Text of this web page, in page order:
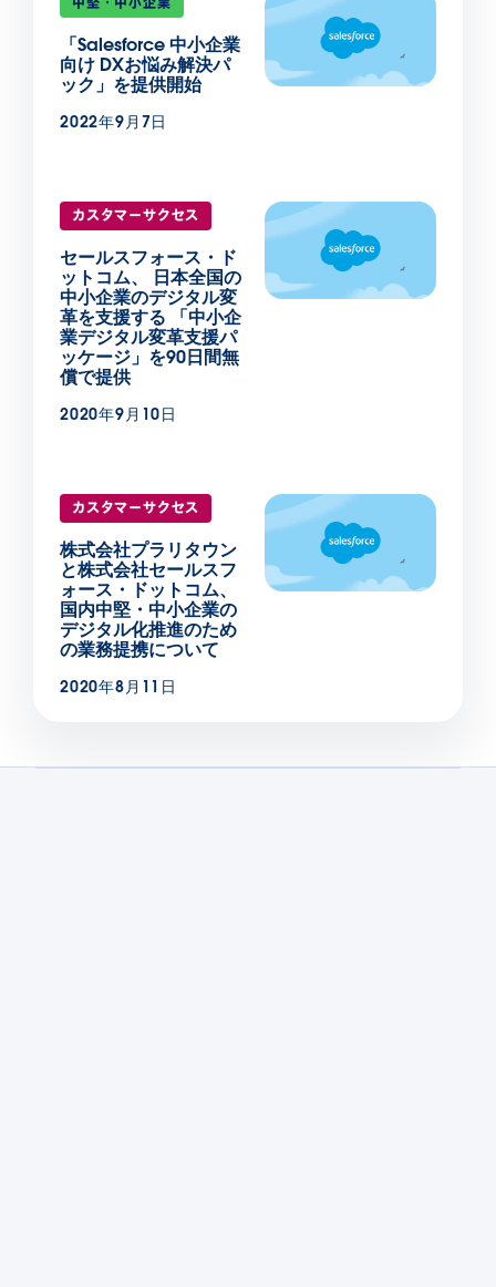
「Salesforce 中小企業
向け DXお悩み解決パ
ック」を提供開始
2022年9月7日
カスタマーサクセス
セールスフォース・ド
ットコム、 日本全国の
中小企業のデジタル変
革を支援する 「中小企
業デジタル変革支援パ
ッケージ」を90日間無
償で提供
2020年9月10日
カスタマーサクセス
株式会社プラリタウン
と株式会社セールスフ
ォース・ドットコム、
国内中堅・中小企業の
デジタル化推進のため
の業務提携について
2020年8月11日